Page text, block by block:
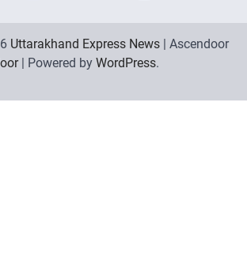
Uttarakhand Express News | Ascendoor
| Powered by WordPress.